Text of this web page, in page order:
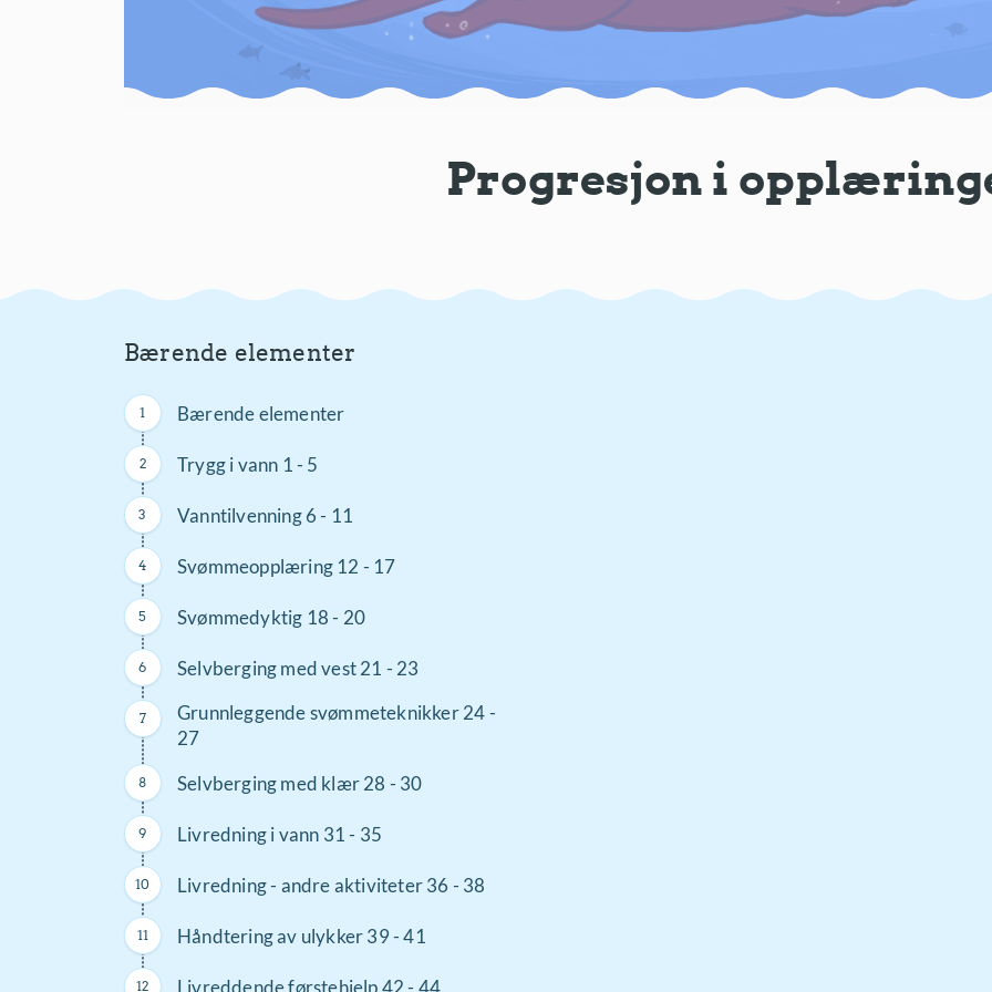
Progresjon i
Bærende elementer
Bærende elementer
Trygg i vann 1 - 5
Vanntilvenning 6 - 11
Svømmeopplæring 12 - 17
Svømmedyktig 18 - 20
Selvberging med vest 21 - 23
Grunnleggende svømmeteknikker 24 -
27
Selvberging med klær 28 - 30
Livredning i vann 31 - 35
Livredning - andre aktiviteter 36 - 38
Håndtering av ulykker 39 - 41
Livreddende førstehjelp 42 - 44